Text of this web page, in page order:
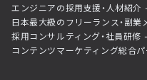
エンジニアの採用支援・人材紹
日本最大級のフリーランス・副
採用コンサルティング・社員研
コンテンツマーケティング総合